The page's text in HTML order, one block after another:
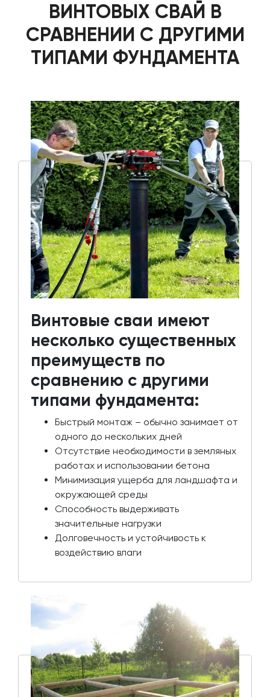
ВИНТОВЫХ СВАЙ В
СРАВНЕНИИ С ДРУГИМИ
ТИПАМИ ФУНДАМЕНТА
Винтовые сваи имеют
несколько существенных
преимуществ по
сравнению с другими
типами фундамента:
Быстрый монтаж – обычно занимает от
одного до нескольких дней
Отсутствие необходимости в земляных
работах и использовании бетона
Минимизация ущерба для ландшафта и
окружающей среды
Способность выдерживать
значительные нагрузки
Долговечность и устойчивость к
воздействию влаги